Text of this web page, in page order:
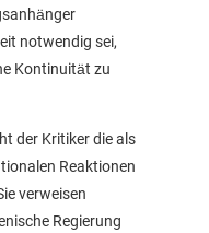
notwendig sei,
Kontinuität zu
der Kritiker die als
Reaktionen
verweisen
Regierung